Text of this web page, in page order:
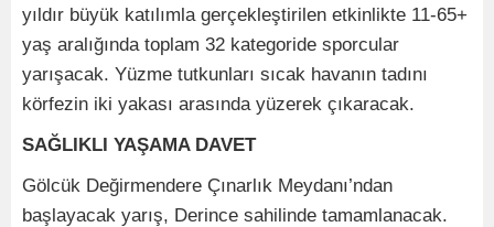
yıldır büyük katılımla gerçekleştirilen etkinlikte 11-65+
yaş aralığında toplam 32 kategoride sporcular
yarışacak. Yüzme tutkunları sıcak havanın tadını
körfezin iki yakası arasında yüzerek çıkaracak.
SAĞLIKLI YAŞAMA DAVET
Gölcük Değirmendere Çınarlık Meydanı’ndan
başlayacak yarış, Derince sahilinde tamamlanacak.